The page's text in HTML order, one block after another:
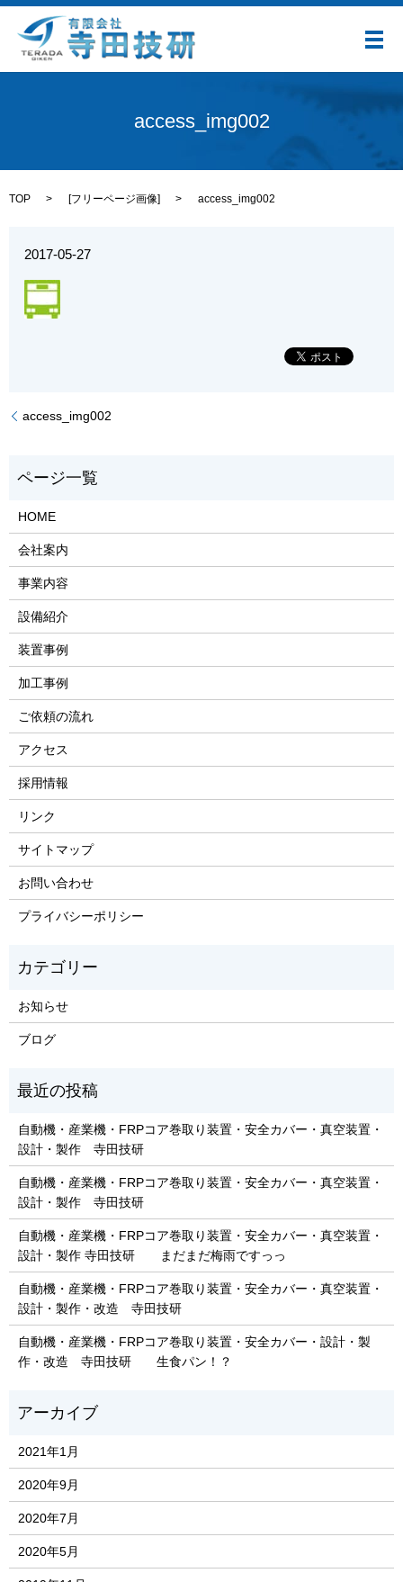
メ
access_img002
TOP [フリーページ画像] access_img002
2017-05-27
access_img002
HOME
会社案内
事業内容
設備紹介
装置事例
加工事例
ご依頼の流れ
アクセス
採用情報
リンク
サイトマップ
お問い合わせ
プライバシーポリシー
お知らせ
ブログ
自動機・産業機・FRPコア巻取り装置・安全カバー・真空装置・
設計・製作 寺田技研
自動機・産業機・FRPコア巻取り装置・安全カバー・真空装置・
設計・製作 寺田技研
自動機・産業機・FRPコア巻取り装置・安全カバー・真空装置・
設計・製作 寺田技研 まだまだ梅雨ですっっ
自動機・産業機・FRPコア巻取り装置・安全カバー・真空装置・
設計・製作・改造 寺田技研
自動機・産業機・FRPコア巻取り装置・安全カバー・設計・製
作・改造 寺田技研 生食パン！？
2021年1月
2020年9月
2020年7月
2020年5月